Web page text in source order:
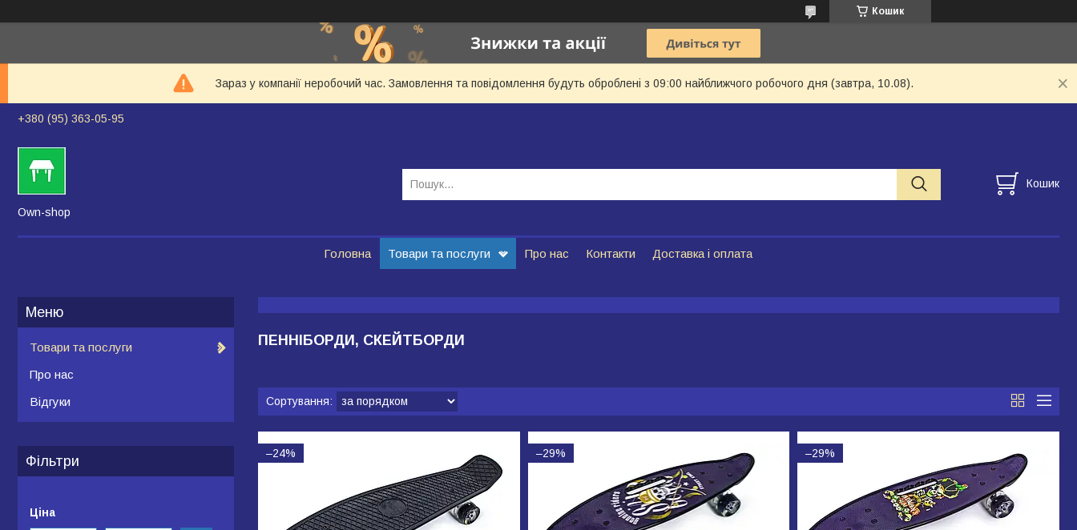
Кошик
Зараз у компанії неробочий час. Замовлення та повідомлення будуть оброблені з 09:00 найближчого робочого дня (завтра, 10.08).
+380 (95) 363-05-95
Own-shop
Кошик
Головна Товари та послуги Про нас Контакти Доставка і оплата
ПЕННІБОРДИ, СКЕЙТБОРДИ
–24% –29% –29%
Товари та послуги
Про нас
Відгуки
Фільтри
Ціна